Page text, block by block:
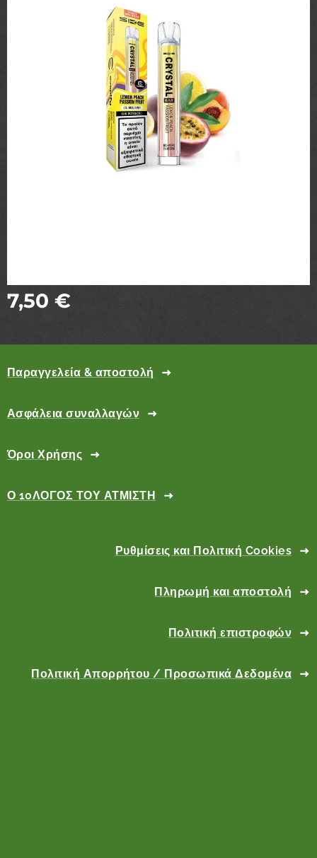
7,50 €
Παραγγελεία & αποστολή
Ασφάλεια συναλλαγών
Όροι Χρήσης
Ο 10ΛΟΓΟΣ ΤΟΥ ΑΤΜΙΣΤΗ
Ρυθμίσεις και Πολιτική Cookies
Πληρωμή και αποστολή
Πολιτική επιστροφών
Πολιτική Απορρήτου / Προσωπικά Δεδομένα